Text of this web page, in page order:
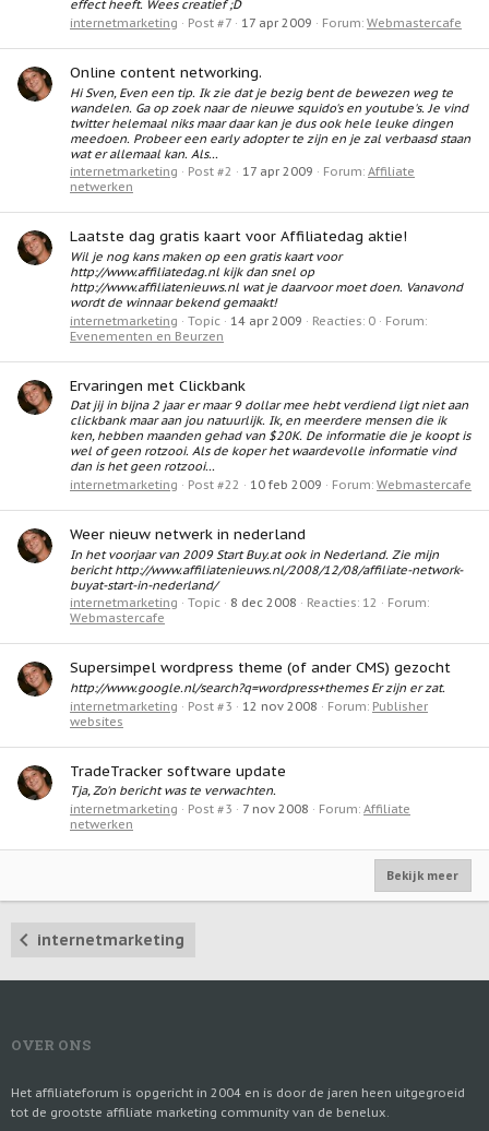
effect heeft. Wees creatief ;D
internetmarketing
Post #7 17 apr 2009 Forum: Webmastercafe
Online content networking.
Hi Sven, Even een tip. Ik zie dat je bezig bent de bewezen weg te
wandelen. Ga op zoek naar de nieuwe squido's en youtube's. Je vind
twitter helemaal niks maar daar kan je dus ook hele leuke dingen
meedoen. Probeer een early adopter te zijn en je zal verbaasd staan
wat er allemaal kan. Als...
internetmarketing
Post #2 17 apr 2009 Forum: Affiliate
netwerken
Laatste dag gratis kaart voor Affiliatedag aktie!
Wil je nog kans maken op een gratis kaart voor
http://www.affiliatedag.nl kijk dan snel op
http://www.affiliatenieuws.nl wat je daarvoor moet doen. Vanavond
wordt de winnaar bekend gemaakt!
internetmarketing
Topic 14 apr 2009 Reacties: 0
Forum:
Evenementen en Beurzen
Ervaringen met Clickbank
Dat jij in bijna 2 jaar er maar 9 dollar mee hebt verdiend ligt niet aan
clickbank maar aan jou natuurlijk. Ik, en meerdere mensen die ik
ken, hebben maanden gehad van $20K. De informatie die je koopt is
wel of geen rotzooi. Als de koper het waardevolle informatie vind
dan is het geen rotzooi...
internetmarketing
Post #22 10 feb 2009 Forum: Webmastercafe
Weer nieuw netwerk in nederland
In het voorjaar van 2009 Start Buy.at ook in Nederland. Zie mijn
bericht http://www.affiliatenieuws.nl/2008/12/08/affiliate-network-
buyat-start-in-nederland/
internetmarketing
Topic 8 dec 2008 Reacties: 12
Forum:
Webmastercafe
Supersimpel wordpress theme (of ander CMS) gezocht
http://www.google.nl/search?q=wordpress+themes Er zijn er zat.
internetmarketing
Post #3 12 nov 2008 Forum: Publisher
websites
TradeTracker software update
Tja, Zo'n bericht was te verwachten.
internetmarketing
Post #3 7 nov 2008 Forum: Affiliate
netwerken
Bekijk meer
internetmarketing
OVER ONS
Het affiliateforum is opgericht in 2004 en is door de jaren heen uitgegroeid
tot de grootste affiliate marketing community van de benelux.